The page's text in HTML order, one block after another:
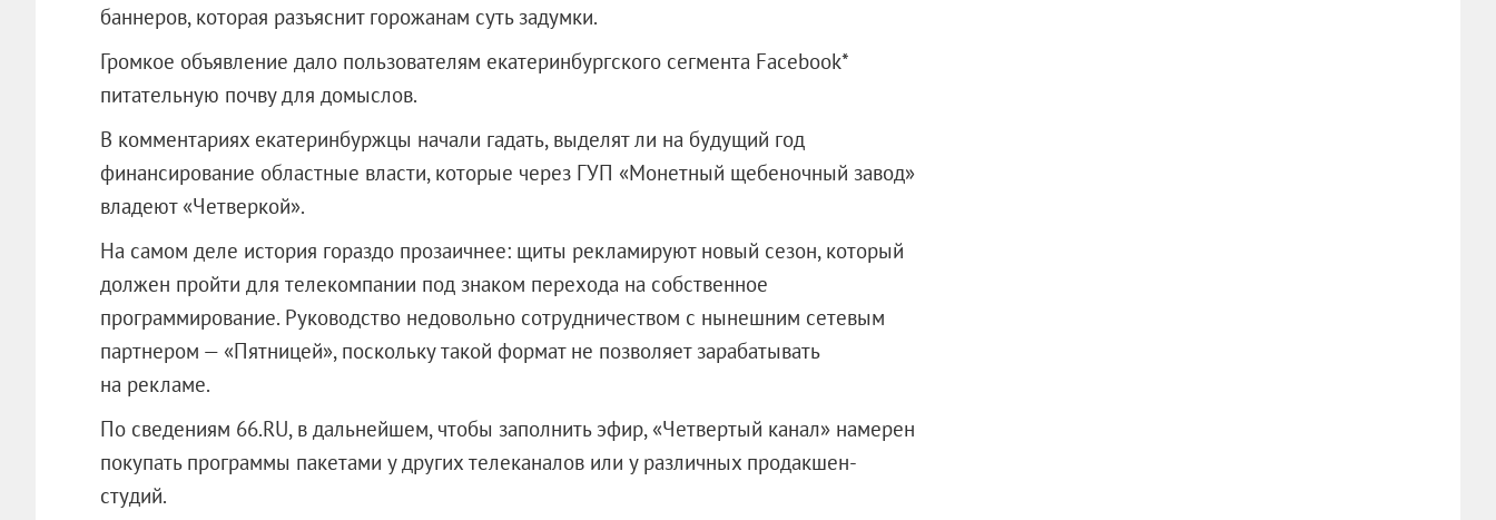
баннеров, которая разъяснит горожанам суть задумки.
Громкое объявление дало пользователям екатеринбургского сегмента Facebook*
питательную почву для домыслов.
В комментариях екатеринбуржцы начали гадать, выделят ли на будущий год
финансирование областные власти, которые через ГУП «Монетный щебеночный завод»
владеют «Четверкой».
На самом деле история гораздо прозаичнее: щиты рекламируют новый сезон, который
должен пройти для телекомпании под знаком перехода на собственное
программирование. Руководство недовольно сотрудничеством с нынешним сетевым
партнером — «Пятницей», поскольку такой формат не позволяет зарабатывать
на рекламе.
По сведениям 66.RU, в дальнейшем, чтобы заполнить эфир, «Четвертый канал» намерен
покупать программы пакетами у других телеканалов или у различных продакшен-
студий.